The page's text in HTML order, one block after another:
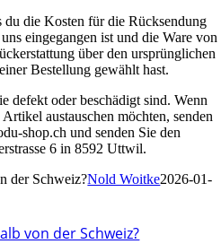
die Kosten für die Rücksendung
eingegangen ist und die Ware von
über den ursprünglichen
Bestellung gewählt hast.
defekt oder beschädigt sind. Wenn
austauschen möchten, senden
shop.ch und senden Sie den
6 in 8592 Uttwil.
der Schweiz?Nold Woitke2026-01-
von der Schweiz?